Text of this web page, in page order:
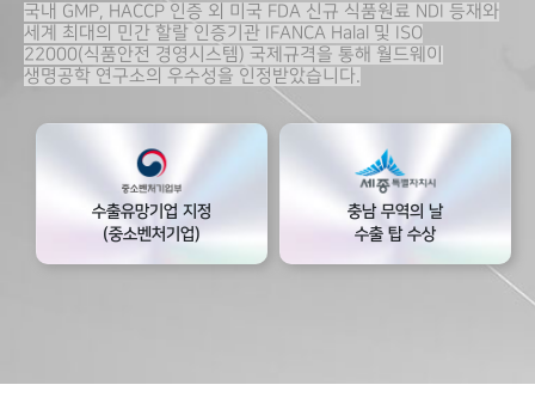
국내 GMP, HACCP 인증 외 미국 FDA 신규 식품원료 NDI 등재와
세계 최대의 민간 할랄 인증기관 IFANCA Halal 및 ISO
22000(식품안전 경영시스템) 국제규격을 통해 월드웨이
생명공학 연구소의 우수성을 인정받았습니다.
수출유망기업 지정
(중소벤처기업)
충남 무역의 날
수출 탑 수상